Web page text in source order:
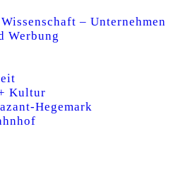
– Unternehmen
Werbung
Kultur
Hegemark